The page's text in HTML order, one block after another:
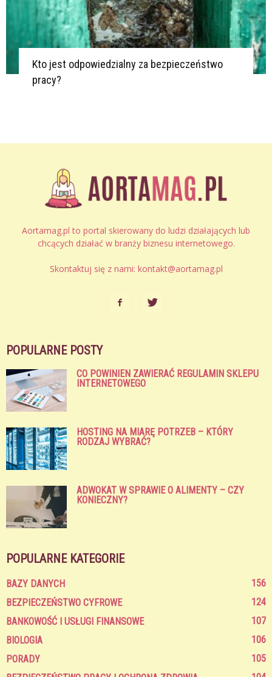
Kto jest odpowiedzialny za bezpieczeństwo
pracy?
Aortamag.pl to portal skierowany do ludzi działających lub
chcących działać w branży biznesu internetowego.
Skontaktuj się z nami: kontakt@aortamag.pl
POPULARNE POSTY
CO POWINIEN ZAWIERAĆ REGULAMIN SKLEPU
INTERNETOWEGO
HOSTING NA MIARĘ POTRZEB – KTÓRY
RODZAJ WYBRAĆ?
ADWOKAT W SPRAWIE O ALIMENTY – CZY
KONIECZNY?
POPULARNE KATEGORIE
BAZY DANYCH
156
BEZPIECZEŃSTWO CYFROWE
124
BANKOWOŚĆ I USŁUGI FINANSOWE
107
BIOLOGIA
106
PORADY
105